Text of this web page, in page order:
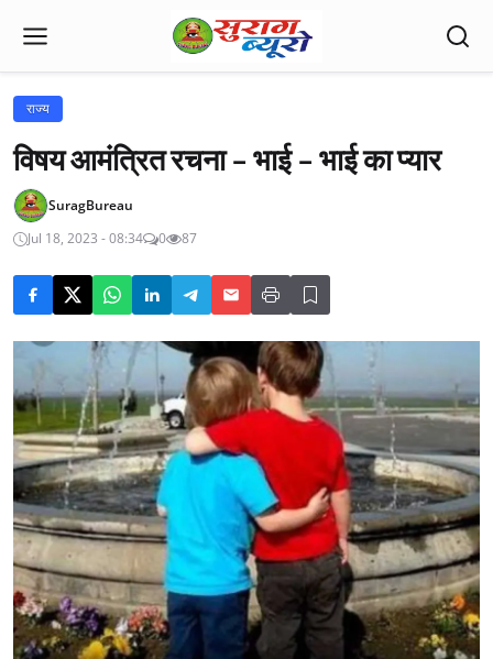
राज्य
विषय आमंत्रित रचना - भाई - भाई का प्यार
SuragBureau
Jul 18, 2023 - 08:34
0 87